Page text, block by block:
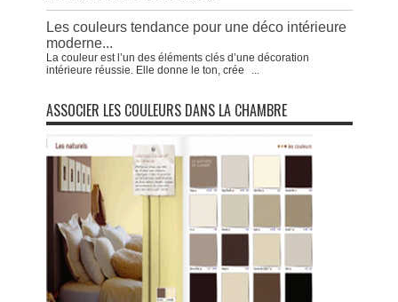
Les couleurs tendance pour une déco intérieure
moderne...
La couleur est l’un des éléments clés d’une décoration
intérieure réussie. Elle donne le ton, crée
...
ASSOCIER LES COULEURS DANS LA CHAMBRE